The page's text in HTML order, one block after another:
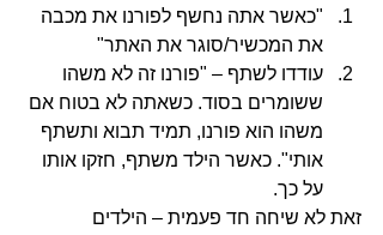
"כאשר אתה נחשף לפורנו את מכבה
את המכשיר/סוגר את האתר"
עודדו לשתף – "פורנו זה לא משהו
ששומרים בסוד. כשאתה לא בטוח אם
משהו הוא פורנו, תמיד תבוא ותשתף
אותי". כאשר הילד משתף, חזקו אותו
על כך.
זאת לא שיחה חד פעמית – הילדים